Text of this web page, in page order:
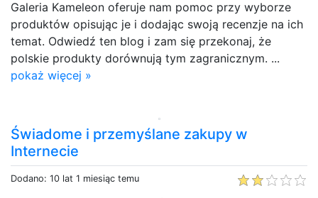
Galeria Kameleon oferuje nam pomoc przy wyborze
produktów opisując je i dodając swoją recenzje na ich
temat. Odwiedź ten blog i zam się przekonaj, że
polskie produkty dorównują tym zagranicznym. ...
pokaż więcej »
Świadome i przemyślane zakupy w
Internecie
Dodano: 10 lat 1 miesiąc temu